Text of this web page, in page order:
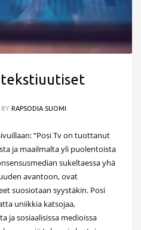
tekstiuutiset
BY RAPSODIA SUOMI
“Posi Tv on tuottanut
ja maailmalta yli puolentoista
sukeltaessa yhä
avantoon, ovat
suosiotaan syystäkin. Posi
uniikkia katsojaa,
ja sosiaalisissa medioissa